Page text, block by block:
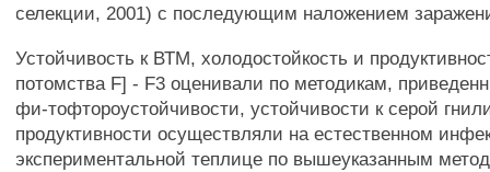
селекции, 2001) с последующим наложением
Устойчивость к ВТМ, холодостойкость и
потомства F] - F3 оценивали по методикам,
фи-тофтороустойчивости, устойчивости к серой
продуктивности осуществляли на естественном
экспериментальной теплице по вышеуказанным